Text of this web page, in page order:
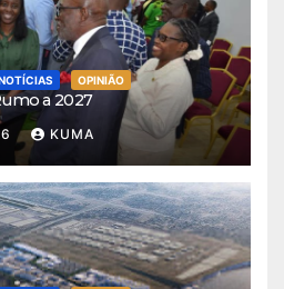
OPINIÃO
a 2027
KUMA